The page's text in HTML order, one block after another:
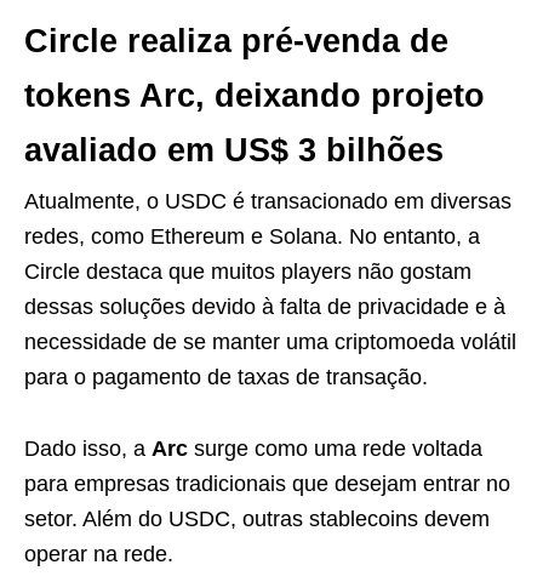
Circle realiza pré-venda de
tokens Arc, deixando projeto
avaliado em US$ 3 bilhões
Atualmente, o USDC é transacionado em diversas
redes, como Ethereum e Solana. No entanto, a
Circle destaca que muitos players não gostam
dessas soluções devido à falta de privacidade e à
necessidade de se manter uma criptomoeda volátil
para o pagamento de taxas de transação.
Dado isso, a Arc surge como uma rede voltada
para empresas tradicionais que desejam entrar no
setor. Além do USDC, outras stablecoins devem
operar na rede.